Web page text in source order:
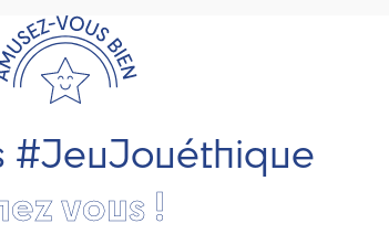
#JeuJouéthique
vous !